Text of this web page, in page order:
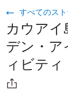
すべてのス
カウアイ
デン・ア
ィビティ